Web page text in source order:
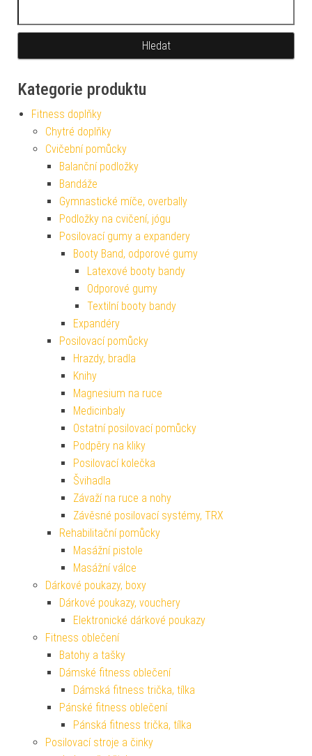
Kategorie produktu
Fitness doplňky
Chytré doplňky
Cvičební pomůcky
Balanční podložky
Bandáže
Gymnastické míče, overbally
Podložky na cvičení, jógu
Posilovací gumy a expandery
Booty Band, odporové gumy
Latexové booty bandy
Odporové gumy
Textilní booty bandy
Expandéry
Posilovací pomůcky
Hrazdy, bradla
Knihy
Magnesium na ruce
Medicinbaly
Ostatní posilovací pomůcky
Podpěry na kliky
Posilovací kolečka
Švihadla
Závaží na ruce a nohy
Závěsné posilovací systémy, TRX
Rehabilitační pomůcky
Masážní pistole
Masážní válce
Dárkové poukazy, boxy
Dárkové poukazy, vouchery
Elektronické dárkové poukazy
Fitness oblečení
Batohy a tašky
Dámské fitness oblečení
Dámská fitness trička, tílka
Pánské fitness oblečení
Pánská fitness trička, tílka
Posilovací stroje a činky